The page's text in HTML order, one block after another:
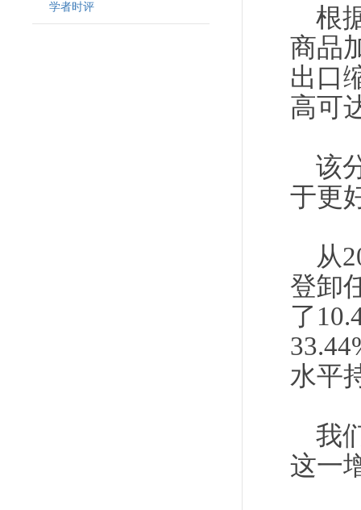
学者时评
根
商品
出口
高可
该
于更
从
登卸
了
水平
我
这一